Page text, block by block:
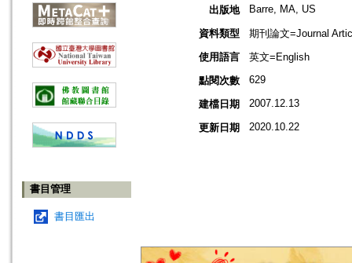
書目管理
書目匯出
出版地 Barre, MA, US
資料類型
期刊論文=Journal
使用語言
英文=English
點閱次數
629
建檔日期 2007.12.13
更新日期 2020.10.22